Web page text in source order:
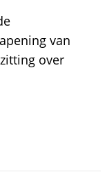
van
over